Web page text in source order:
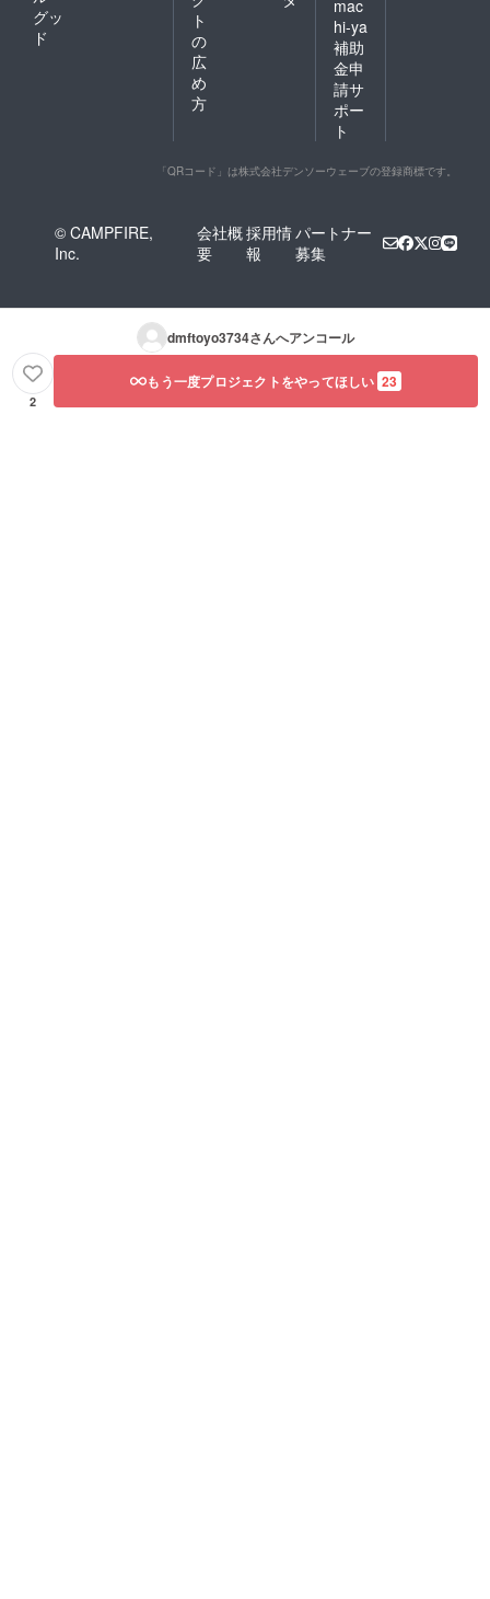
グッ
ド
ト
の
広
め
方
mac
hi-ya
補助
金申
請サ
ポー
ト
「QRコード」は株式会社デンソーウェーブの登録商標です。
© CAMPFIRE,
Inc.
会社概
要
採用情
報
パートナー
募集
dmftoyo3734さんへアンコール
2
もう一度プロジェクトをやってほしい 23